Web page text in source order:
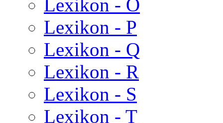
Lexikon - O
Lexikon - P
Lexikon - Q
Lexikon - R
Lexikon - S
Lexikon - T